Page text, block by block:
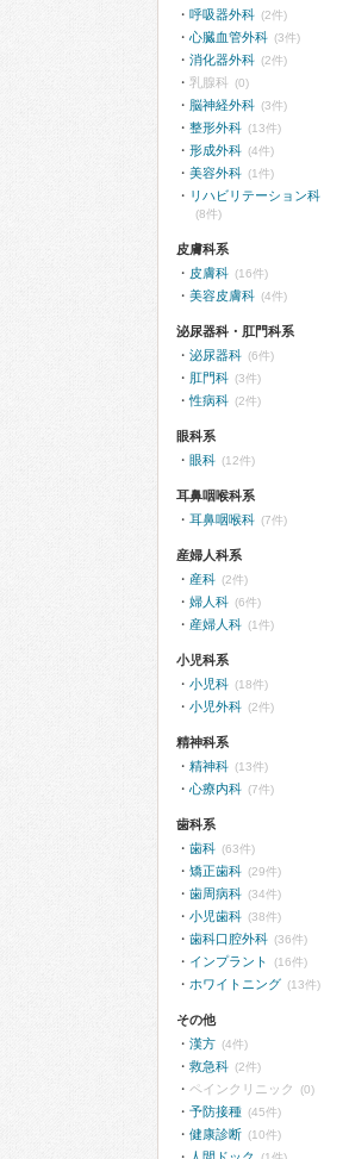
呼吸器外科 (2件)
心臓血管外科 (3件)
消化器外科 (2件)
乳腺科 (0)
脳神経外科 (3件)
整形外科 (13件)
形成外科 (4件)
美容外科 (1件)
リハビリテーション科
(8件)
皮膚科系
皮膚科 (16件)
美容皮膚科 (4件)
泌尿器科・肛門科系
泌尿器科 (6件)
肛門科 (3件)
性病科 (2件)
眼科系
眼科 (12件)
耳鼻咽喉科系
耳鼻咽喉科 (7件)
産婦人科系
産科 (2件)
婦人科 (6件)
産婦人科 (1件)
小児科系
小児科 (18件)
小児外科 (2件)
精神科系
精神科 (13件)
心療内科 (7件)
歯科系
歯科 (63件)
矯正歯科 (29件)
歯周病科 (34件)
小児歯科 (38件)
歯科口腔外科 (36件)
インプラント (16件)
ホワイトニング (13件)
その他
漢方 (4件)
救急科 (2件)
ペインクリニック (0)
予防接種 (45件)
健康診断 (10件)